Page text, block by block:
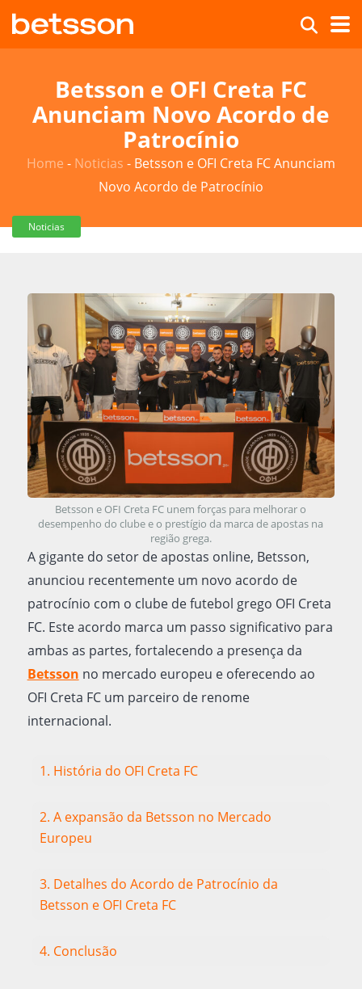
Betsson e OFI Creta FC
Anunciam Novo Acordo de
Patrocínio
Home - Noticias - Betsson e OFI Creta FC Anunciam
Novo Acordo de Patrocínio
Noticias
Betsson e OFI Creta FC unem forças para melhorar o
desempenho do clube e o prestígio da marca de apostas na
região grega.
A gigante do setor de apostas online, Betsson,
anunciou recentemente um novo acordo de
patrocínio com o clube de futebol grego OFI Creta
FC. Este acordo marca um passo significativo para
ambas as partes, fortalecendo a presença da
Betsson no mercado europeu e oferecendo ao
OFI Creta FC um parceiro de renome
internacional.
1. História do OFI Creta FC
2. A expansão da Betsson no Mercado
Europeu
3. Detalhes do Acordo de Patrocínio da
Betsson e OFI Creta FC
4. Conclusão